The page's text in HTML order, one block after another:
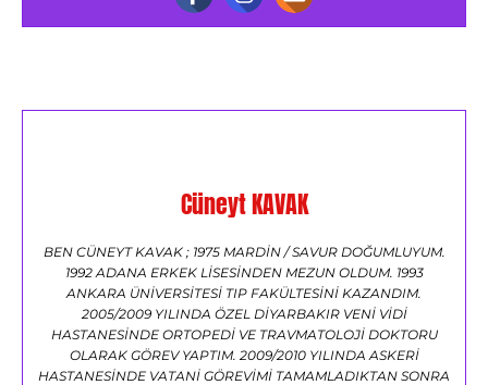
Cüneyt KAVAK
BEN CÜNEYT KAVAK ; 1975 MARDİN / SAVUR DOĞUMLUYUM.
1992 ADANA ERKEK LİSESİNDEN MEZUN OLDUM. 1993
ANKARA ÜNİVERSİTESİ TIP FAKÜLTESİNİ KAZANDIM.
2005/2009 YILINDA ÖZEL DİYARBAKIR VENİ VİDİ
HASTANESİNDE ORTOPEDİ VE TRAVMATOLOJİ DOKTORU
OLARAK GÖREV YAPTIM. 2009/2010 YILINDA ASKERİ
HASTANESİNDE VATANİ GÖREVİMİ TAMAMLADIKTAN SONRA